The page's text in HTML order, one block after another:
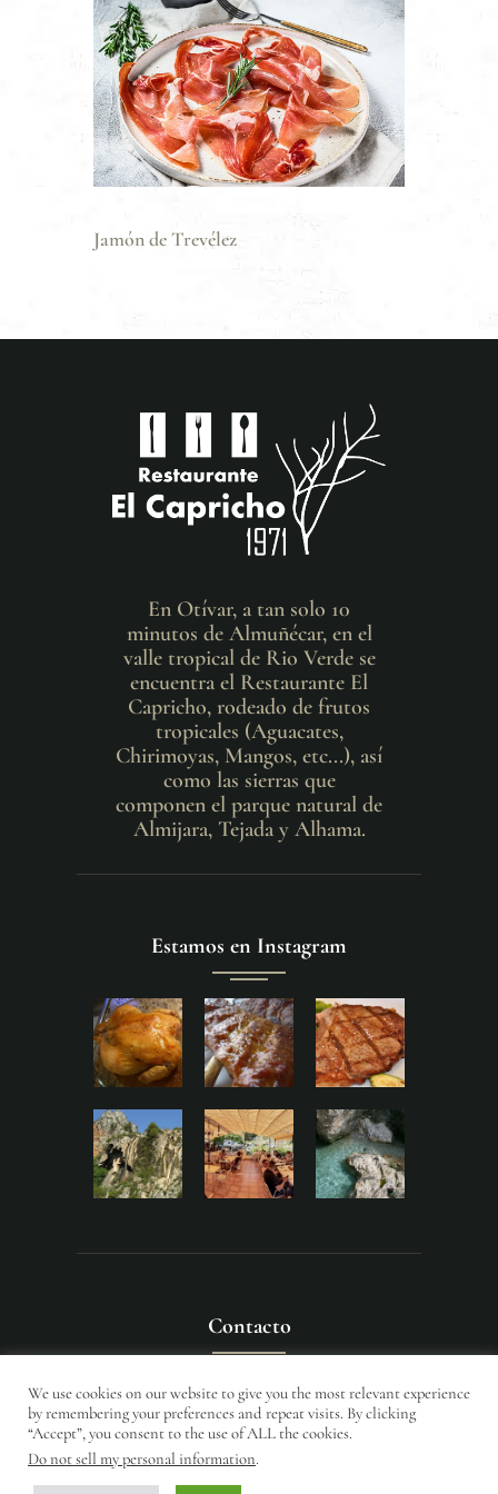
Jamón de Trevélez
En Otívar, a tan solo 10
minutos de Almuñécar, en el
valle tropical de Rio Verde se
encuentra el Restaurante El
Capricho, rodeado de frutos
tropicales (Aguacates,
Chirimoyas, Mangos, etc...), así
como las sierras que
componen el parque natural de
Almijara, Tejada y Alhama.
Estamos en Instagram
Contacto
Entérese de nuestras novedades!
We use cookies on our website to give you the most relevant experience
by remembering your preferences and repeat visits. By clicking
“Accept”, you consent to the use of ALL the cookies.
Do not sell my personal information.